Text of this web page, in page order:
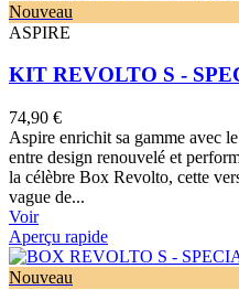
Nouveau
ASPIRE
KIT REVOLTO S -
74,90 €
Aspire enrichit sa gamme avec
entre design renouvelé et
la célèbre Box Revolto, cette
vague de...
Voir
Aperçu rapide
Nouveau